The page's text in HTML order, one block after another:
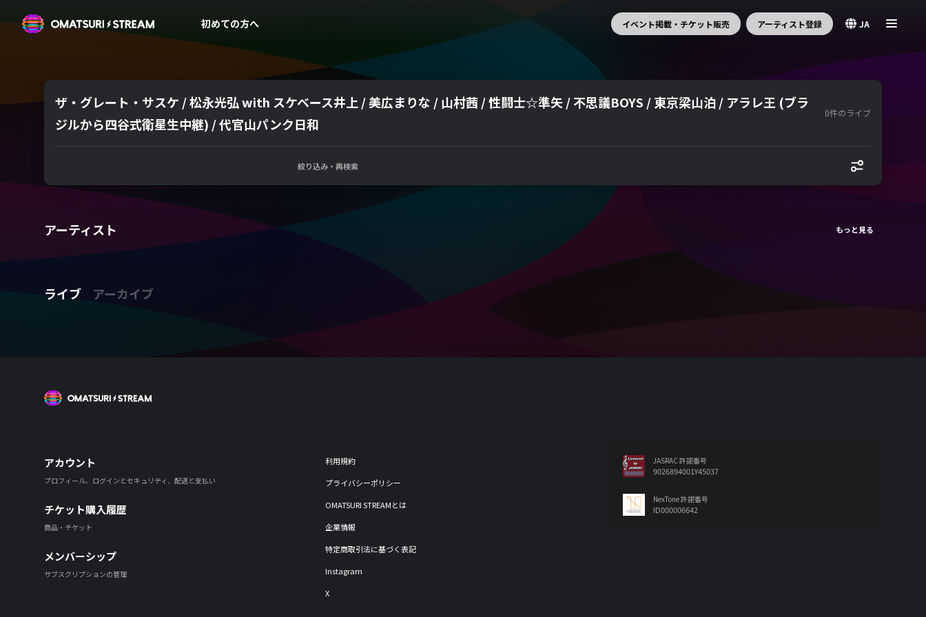
OMATSURI STREAM初めての方へ イベント掲載・チケット販売 アーティスト登録 JA
ザ・グレート・サスケ / 松永光弘 with スケベース井上 / 美広まりな / 山村茜 / 性闘士☆準矢 / 不思議BOYS / 東京梁山泊 / アラレ王 (ブラ
ジルから四谷式衛星生中継) / 代官山パンク日和
0件のライブ
絞り込み・再検索
アーティスト
ライブ アーカイブ
アカウント
プロフィール、ログインとセキュリティ、配送と支払い
チケット購入履歴
商品・チケット
メンバーシップ
サブスクリプションの管理
利用規約
プライバシーポリシー
OMATSURI STREAMとは
企業情報
特定商取引法に基づく表記
Instagram
X
JASRAC 許諾番号
9026894001Y45037
NexTone 許諾番号
ID000006642